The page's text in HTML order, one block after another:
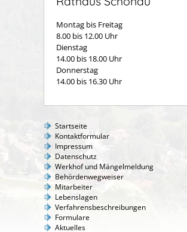
Montag bis Freitag
8.00 bis 12.00 Uhr
Dienstag
14.00 bis 18.00 Uhr
Donnerstag
14.00 bis 16.30 Uhr
Startseite
Kontaktformular
Impressum
Datenschutz
Werkhof und Mängelmeldung
Behördenwegweiser
Mitarbeiter
Lebenslagen
Verfahrensbeschreibungen
Formulare
Aktuelles